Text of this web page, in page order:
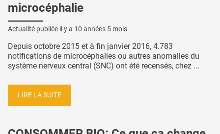
microcéphalie
Actualité publiée il y a 10 années 5 mois
Depuis octobre 2015 et à fin janvier 2016, 4.783
notifications de microcéphalies ou autres anomalies du
système nerveux central (SNC) ont été recensés, chez ...
LIRE LA SUITE